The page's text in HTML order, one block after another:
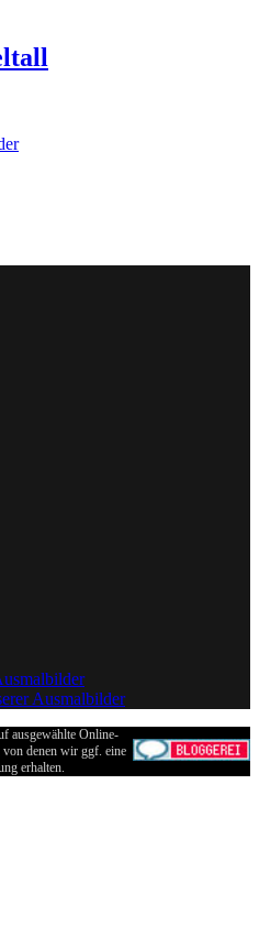
Ausmalbilder
ausgewählte Online-
von denen wir ggf. eine
erhalten.